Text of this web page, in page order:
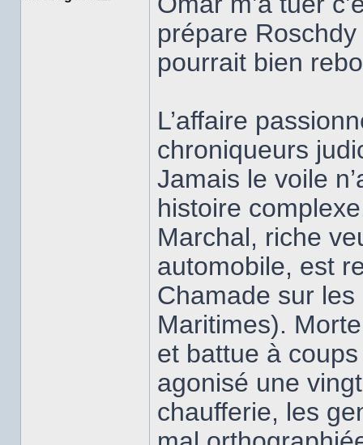
prépare
pourrait bien
L’affaire
chroniqueurs
Jamais le voile
histoire
Marchal, riche
automobile, est
Chamade sur
Maritimes).
et battue à
agonisé une
chaufferie, les